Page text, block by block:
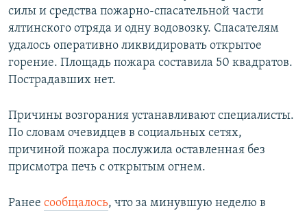
силы и средства пожарно-спасательной части
ялтинского отряда и одну водовозку. Спасателям
удалось оперативно ликвидировать открытое
горение. Площадь пожара составила 50 квадратов.
Пострадавших нет.
Причины возгорания устанавливают специалисты.
По словам очевидцев в социальных сетях,
причиной пожара послужила оставленная без
присмотра печь с открытым огнем.
Ранее сообщалось, что за минувшую неделю в